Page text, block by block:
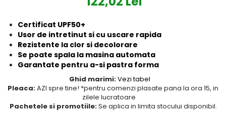
Accesorii plaja
Puericultura mare
Somnul bebelusului
Carucioare si scaune auto
Tarcuri copii / bebelusi
Scaune masa
Certificat UPF50+
Usor de intretinut si cu uscare rapida
Rezistente la clor si decolorare
Se poate spala la masina automata
Garantate pentru a-si pastra forma
Ghid marimi:Vezi tabel
Pleaca:AZI spre tine! *pentru comenzi plasate pana la ora 15, in
zilele lucratoare
Pachetele si promotiile:Se aplica in limita stocului disponibil.